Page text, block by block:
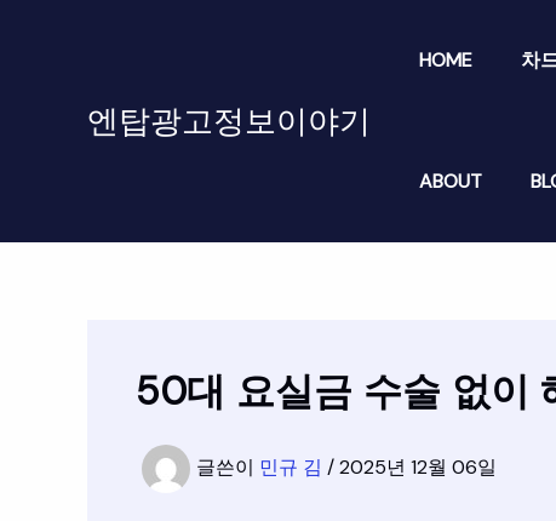
엔탑광고정보이야기
HOME 차
ABOUT
50대 요실금 수술 없이
글쓴이 민규 김 /2025년 12월 06일